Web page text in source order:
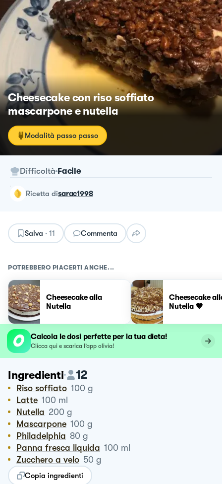
Cheesecake con riso soffiato
mascarpone e nutella
Modalità passo passo
Difficoltà Facile
ricetta disarac1998
Salva · 11 Commenta
POTREBBERO PIACERTI ANCHE...
Cheesecake alla
Nutella
Cheesecake
Nutella 🤎
Calcola le dosi perfette per la tua dieta!
Clicca qui e scarica l’app olivia!
Ingredienti 12
Riso soffiato 100 g
Latte 100 ml
Nutella 200 g
Mascarpone 100 g
Philadelphia 80 g
Panna fresca liquida 100 ml
Zucchero a velo 50 g
Copia ingredienti